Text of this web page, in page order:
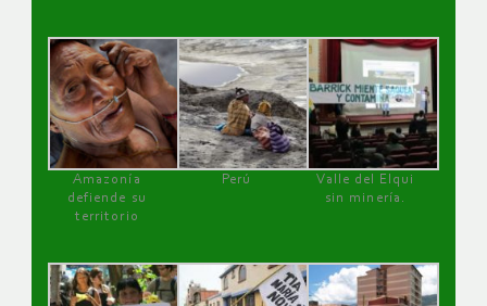
Amazonía
defiende su
territorio
Perú
Valle del Elqui
sin minería.